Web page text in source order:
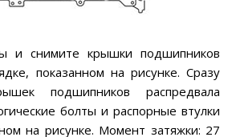
и снимите крышки подшипников
показанном на рисунке. Сразу
подшипников распредвала
болты и распорные втулки
на рисунке. Момент затяжки: 27